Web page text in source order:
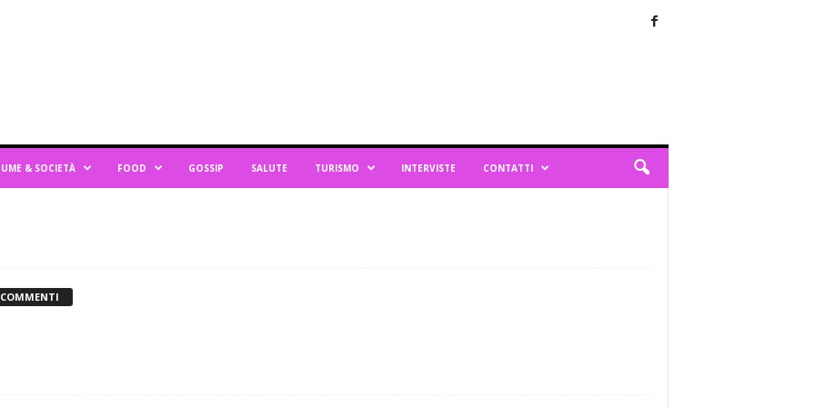
& SOCIETÀ FOOD GOSSIP SALUTE TURISMO INTERVISTE CONTATTI